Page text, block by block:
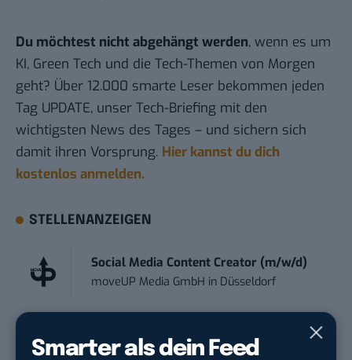
Smarter als dein Feed
Du möchtest nicht abgehängt werden, wenn es um
KI, Green Tech und die Tech-Themen von Morgen
geht? Über 12.000 smarte Leser bekommen jeden
Tag UPDATE, unser Tech-Briefing mit den
wichtigsten News des Tages – und sichern sich
damit ihren Vorsprung. Hier kannst du dich
kostenlos anmelden.
STELLENANZEIGEN
Social Media Content Creator (m/w/d)
moveUP Media GmbH in Düsseldorf
touristische...